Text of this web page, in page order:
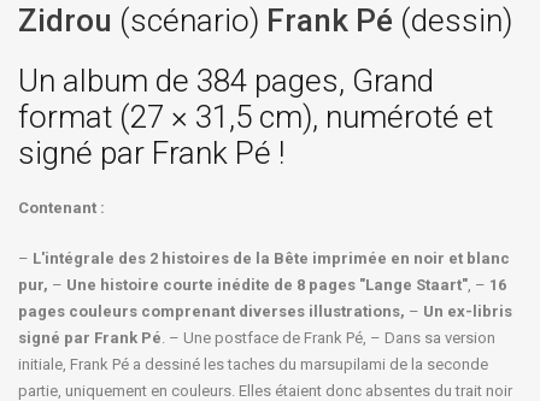
Zidrou (scénario) Frank Pé (dessin)
Un album de 384 pages, Grand
format (27 × 31,5 cm), numéroté et
signé par Frank Pé !
Contenant :
– L'intégrale des 2 histoires de la Bête imprimée en noir et blanc
pur, – Une histoire courte inédite de 8 pages "Lange Staart" , – 16
pages couleurs comprenant diverses illustrations, – Un ex-libris
signé par Frank Pé . – Une postface de Frank Pé, – Dans sa version
initiale, Frank Pé a dessiné les taches du marsupilami de la seconde
partie, uniquement en couleurs. Elles étaient donc absentes du trait noir